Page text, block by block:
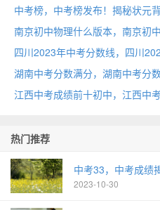
湖南中考分数满分，湖南中考分
热门推荐
中考33，中考成绩
2023-10-30